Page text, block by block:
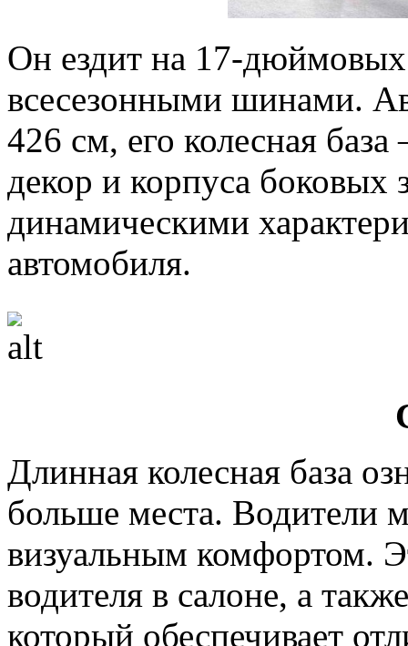
Он ездит на 17-дюймовых
всесезонными шинами.
426 см, его колесная
декор и корпуса боковых
динамическими
автомобиля.
Длинная колесная база
больше места. Водители
визуальным комфортом.
водителя в салоне, а
который обеспечивает